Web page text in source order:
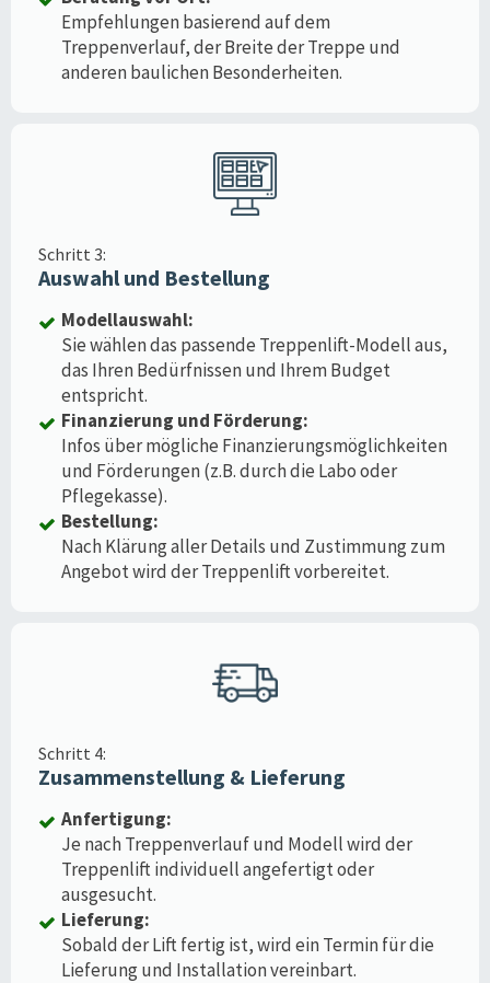
Empfehlungen basierend auf dem
Treppenverlauf, der Breite der Treppe und
anderen baulichen Besonderheiten.
Schritt 3:
Auswahl und Bestellung
Modellauswahl:
Sie wählen das passende Treppenlift-Modell aus,
das Ihren Bedürfnissen und Ihrem Budget
entspricht.
Finanzierung und Förderung:
Infos über mögliche Finanzierungsmöglichkeiten
und Förderungen (z.B. durch die Labo oder
Pflegekasse).
Bestellung:
Nach Klärung aller Details und Zustimmung zum
Angebot wird der Treppenlift vorbereitet.
Schritt 4:
Zusammenstellung & Lieferung
Anfertigung:
Je nach Treppenverlauf und Modell wird der
Treppenlift individuell angefertigt oder
ausgesucht.
Lieferung:
Sobald der Lift fertig ist, wird ein Termin für die
Lieferung und Installation vereinbart.